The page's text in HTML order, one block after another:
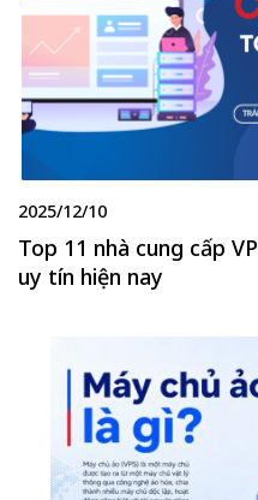
2025/12/10
Top 11 nhà cung cấp
uy tín hiện nay